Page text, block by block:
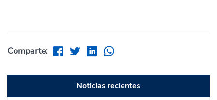
Comparte:
Noticias recientes